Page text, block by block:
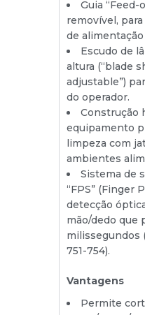
Guia “Feed-
removível,
de
Escudo de
altura (“blade
adjustable”)
do operador.
Construção
equipamento
limpeza com
ambientes
Sistema de
“FPS” (Finger
detecção
mão/dedo que
milissegundos
751-754).
Vantagens
Permite